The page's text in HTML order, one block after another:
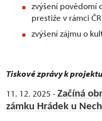
zvýšení povědomí
prestiže v rámci ČR
zvýšení zájmu o
Tiskové zprávy k
11. 12. 2025 -Začíná
zámku Hrádek u